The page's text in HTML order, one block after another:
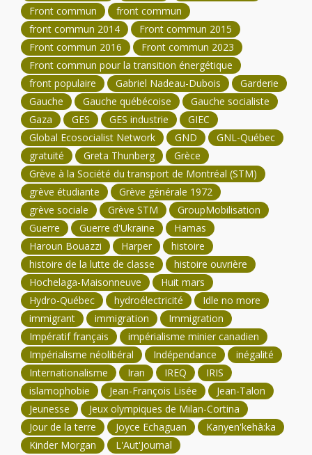
Front commun
front commun
front commun 2014
Front commun 2015
Front commun 2016
Front commun 2023
Front commun pour la transition énergétique
front populaire
Gabriel Nadeau-Dubois
Garderie
Gauche
Gauche québécoise
Gauche socialiste
Gaza
GES GES industrie
GIEC
Global Ecosocialist Network
GND
GNL-Québec
gratuité
Greta Thunberg
Grèce
Grève à la Société du transport de Montréal (STM)
grève étudiante
Grève générale 1972
grève sociale
Grève STM
GroupMobilisation
Guerre
Guerre d'Ukraine
Hamas
Haroun Bouazzi
Harper
histoire
histoire de la lutte de classe
histoire ouvrière
Hochelaga-Maisonneuve
Huit mars
Hydro-Québec
hydroélectricité
Idle no more
immigrant
immigration
Immigration
Impératif français
impérialisme minier canadien
Impérialisme néolibéral
Indépendance
inégalité
Internationalisme
Iran IREQ
IRIS
islamophobie
Jean-François Lisée
Jean-Talon
Jeunesse
Jeux olympiques de Milan-Cortina
Jour de la terre
Joyce Echaguan
Kanyen'kehà:ka
Kinder Morgan
L'Aut'Journal